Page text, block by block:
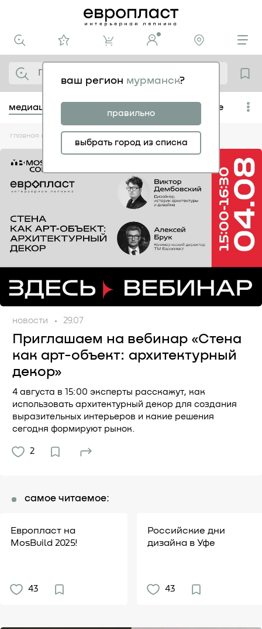
ваш регион мурманск?
правильно
выбрать город из списка
медиацентр сохраненное
главная медиацентр
новости 29.07
Приглашаем на вебинар «Стена
как арт-объект: архитектурный
декор»
4 августа в 15:00 эксперты расскажут, как
использовать архитектурный декор для создания
выразительных интерьеров и какие решения
сегодня формируют рынок.
2
самое читаемое:
Европласт на
MosBuild 2025!
43
Российские дни
дизайна в Уфе
43